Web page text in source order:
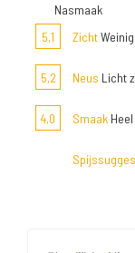
Nasmaak
5,1
Zicht
5,2 Neus Licht
4,0 Smaak